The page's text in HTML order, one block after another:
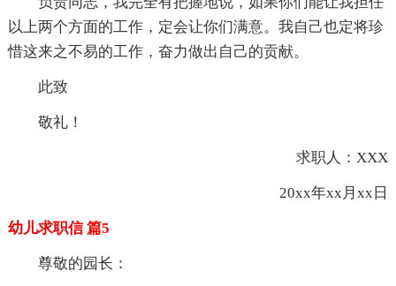
以上两个方面的工作，定会让你们满意。我自己也定将珍
惜这来之不易的工作，奋力做出自己的贡献。
此致
敬礼！
求职人：XXX
20xx年xx月xx日
幼儿求职信 篇5
尊敬的园长：